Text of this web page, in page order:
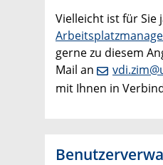
Vielleicht ist für Sie
gerne zu diesem
Mail an
mit Ihnen in